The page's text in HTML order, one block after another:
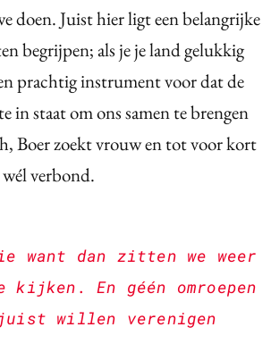
doen. Juist hier ligt een belangrijke
begrijpen; als je je land gelukkig
prachtig instrument voor dat de
staat om ons samen te brengen
Boer zoekt vrouw en tot voor kort
verbond.
want dan zitten we weer
En géén omroepen
juist willen verenigen